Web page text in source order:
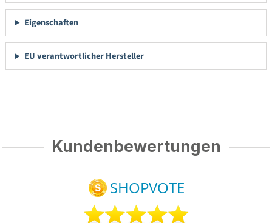
Eigenschaften
EU verantwortlicher Hersteller
Kundenbewertungen